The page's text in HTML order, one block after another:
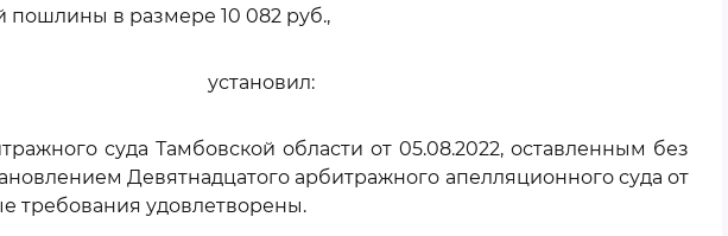
пошлины в размере 10 082 руб.,
установил:
суда Тамбовской области от 05.08.2022, оставленным без
Девятнадцатого арбитражного апелляционного суда от
требования удовлетворены.